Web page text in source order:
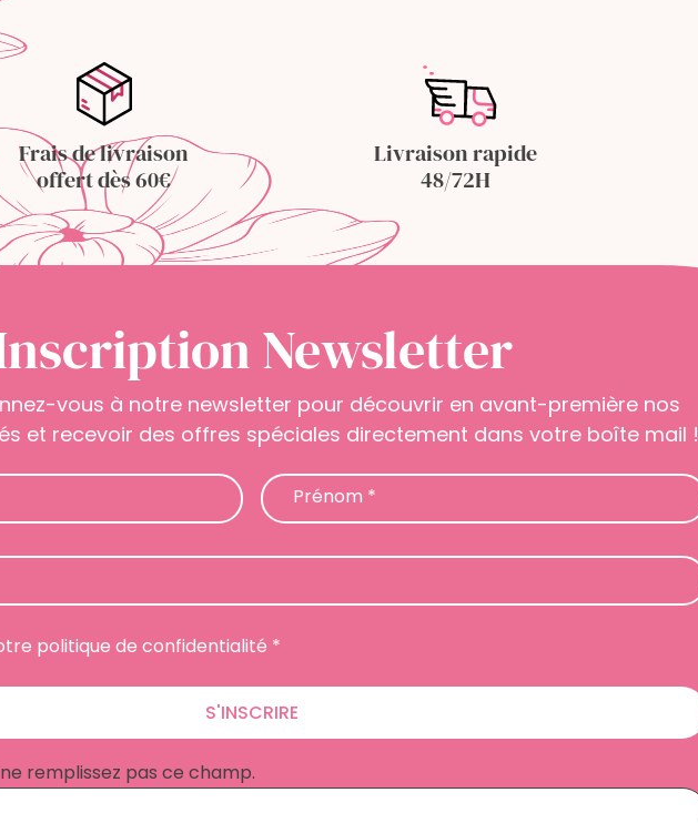
Frais de livraison
offert dès 60€
Livraison rapide
48/72H
Newsletter
vous à notre newsletter pour découvrir en avant-première nos
et recevoir des offres spéciales directement dans votre boîte mail !
Prénom *
politique de confidentialité *
S'INSCRIRE
remplissez pas ce champ.